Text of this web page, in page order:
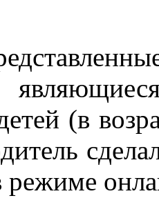
(в
режиме